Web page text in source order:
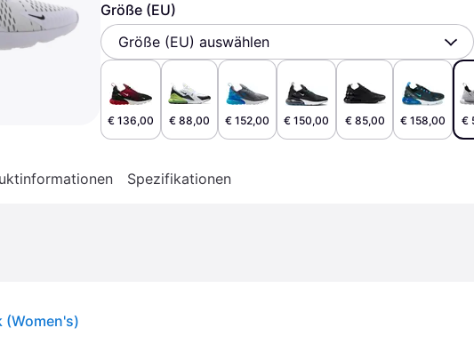
Größe (EU)
Größe (EU) auswählen
€ 136,00 € 88,00 € 152,00 € 150,00 € 85,00 € 158,00 €
Spezifikationen
(Women's)